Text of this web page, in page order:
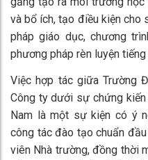
và bổ ích, tạo điều kiện cho
pháp giáo dục, chương
phương pháp rèn luyện tiếng
Việc hợp tác giữa Trường
Công ty dưới sự chứng
Nam là một sự kiện có ý
công tác đào tạo chuẩn
viên Nhà trường, đồng thời